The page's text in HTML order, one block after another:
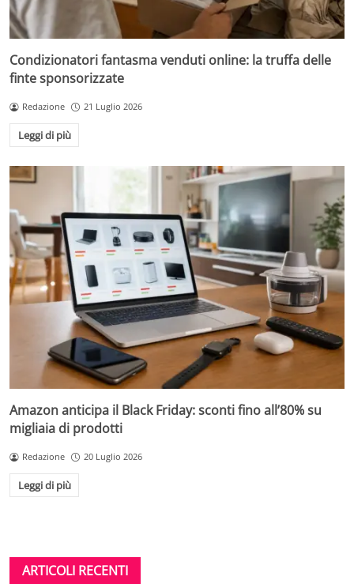
Condizionatori fantasma venduti online: la truffa delle
finte sponsorizzate
Redazione 21 Luglio 2026
Leggi di più
Amazon anticipa il Black Friday: sconti fino all’80% su
migliaia di prodotti
Redazione 20 Luglio 2026
Leggi di più
ARTICOLI RECENTI